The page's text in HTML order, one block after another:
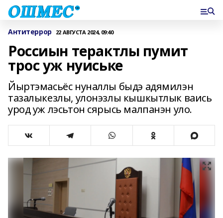
Антитеррор 22 АВГУСТА 2024, 09:40
Россиын терактлы пумит
трос уж нуиське
Йыртэмасьёс нуналлы быдэ адямилэн
тазалыкезлы, улонэзлы кышкытлык ваись
урод уж лэсьтон сярысь малпанэн уло.